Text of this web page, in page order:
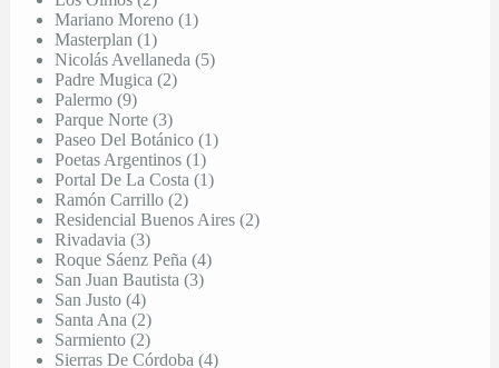
Mariano Moreno (1)
Masterplan (1)
Nicolás Avellaneda (5)
Padre Mugica (2)
Palermo (9)
Parque Norte (3)
Paseo Del Botánico (1)
Poetas Argentinos (1)
Portal De La Costa (1)
Ramón Carrillo (2)
Residencial Buenos Aires (2)
Rivadavia (3)
Roque Sáenz Peña (4)
San Juan Bautista (3)
San Justo (4)
Santa Ana (2)
Sarmiento (2)
Sierras De Córdoba (4)